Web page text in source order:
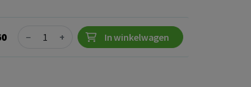
Quantity
− + In winkelwagen